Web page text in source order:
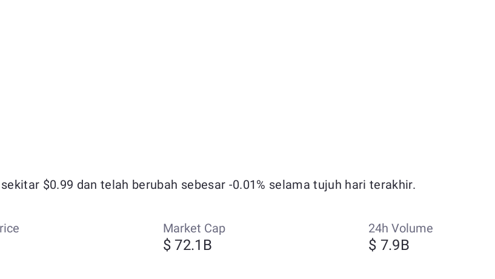
$0.99 dan telah berubah sebesar -0.01% selama tujuh hari terakhir.
Market Cap
$ 72.1B
24h Volume
$ 7.9B